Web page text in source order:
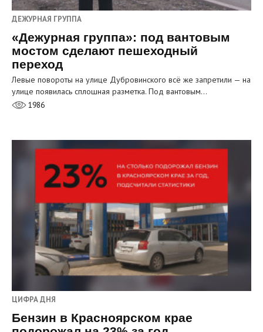
ДЕЖУРНАЯ ГРУППА
«Дежурная группа»: под вантовым
мостом сделают пешеходный
переход
Левые повороты на улице Дубровинского всё же запретили — на
улице появилась сплошная разметка. Под вантовым…
1986
ЦИФРА ДНЯ
Бензин в Красноярском крае